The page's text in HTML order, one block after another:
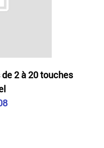
2 à 20 touches